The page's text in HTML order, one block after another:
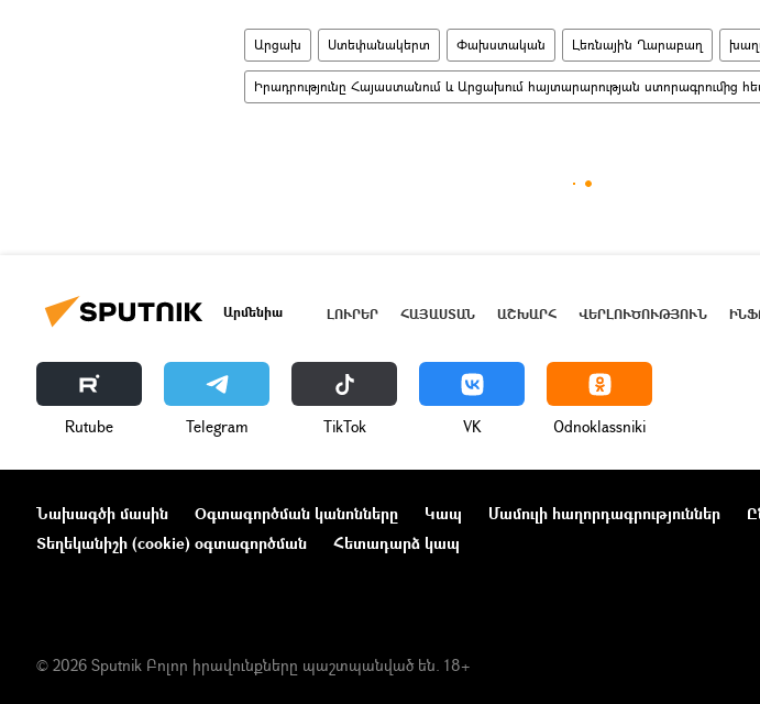
Արցախ Ստեփանակերտ Փախստական Լեռնային Ղարաբաղ
Իրադրությունը Հայաստանում և Արցախում հայտարարության ստորագրումից
Արմենիա ԼՈՒՐԵՐ ՀԱՅԱՍՏԱՆ ԱՇԽԱՐՀ ՎԵՐԼՈՒԾՈՒԹՅՈՒՆ
Rutube Telegram ТikТоk VK Odnoklassniki
Նախագծի մասին Օգտագործման կանոնները Կապ Մամուլի հաղորդագրություններ
Տեղեկանիշի (cookie) օգտագործման
Հետադարձ կապ
© 2026 Sputnik Բոլոր իրավունքները պաշտպանված են. 18+